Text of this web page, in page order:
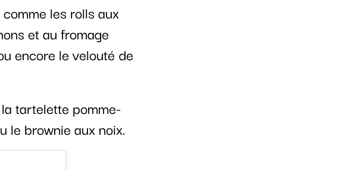
les rolls aux
et au fromage
encore le velouté de
tartelette pomme-
le brownie aux noix.